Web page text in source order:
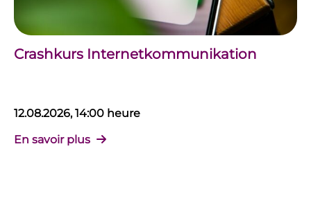
Crashkurs Internetkommunikation
12.08.2026, 14:00 heure
En savoir plus